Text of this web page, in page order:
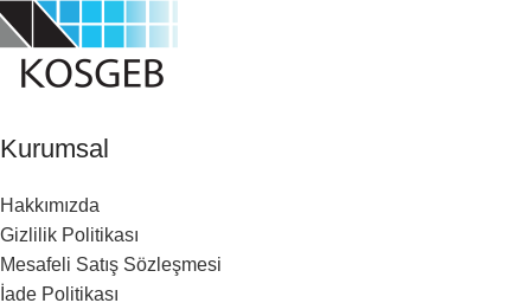
Kurumsal
Hakkımızda
Gizlilik Politikası
Mesafeli Satış Sözleşmesi
İade Politikası